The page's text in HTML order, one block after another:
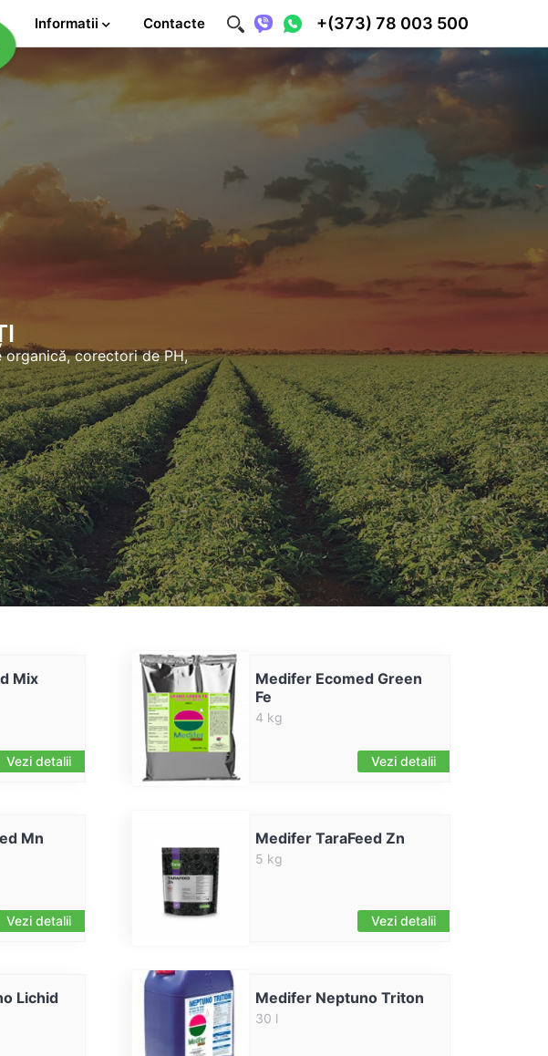
Informatii Contacte +(373) 78 003 500
organică, corectori de PH,
Mix
Vezi detalii
Medifer Ecomed Green
Fe
4 kg
Vezi detalii
Mn
Vezi detalii
Medifer TaraFeed Zn
5 kg
Vezi detalii
Lichid Medifer Neptuno Triton
30 l